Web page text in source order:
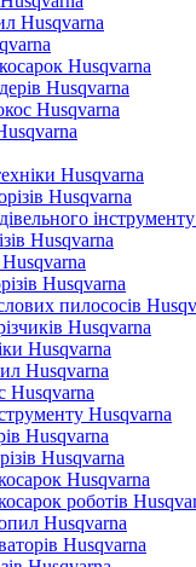
Husqvarna
Husqvarna
Husqvarna
Husqvarna
Husqvarna
Husqvarna
Husqvarna
Husqvarna
пилососів
Husqvarna
Husqvarna
Husqvarna
Husqvarna
Husqvarna
Husqvarna
Husqvarna
Husqvarna
роботів
Husqvarna
Husqvarna